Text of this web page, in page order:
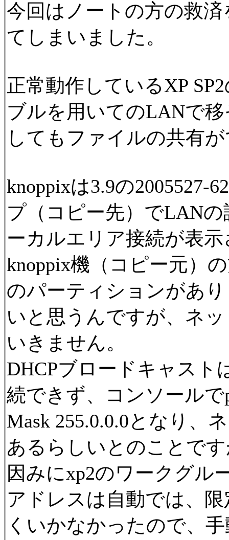
今回はノートの方の救
てしまいました。
正常動作しているXP
ブルを用いてのLANで
してもファイルの共有
knoppixは3.9の2005527-
プ（コピー先）でLAN
ーカルエリア接続が表
knoppix機（コピー元）
のパーティションがあ
いと思うんですが、ネ
いきません。
DHCPブロードキャスト
続できず、コンソールで
Mask 255.0.0.0となり、
あるらしいとのことで
因みにxp2のワークグル
アドレスは自動では、
くいかなかったので